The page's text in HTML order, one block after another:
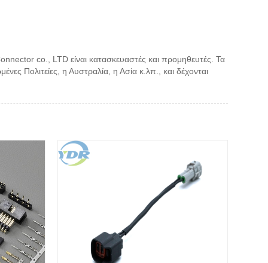
co., LTD είναι κατασκευαστές και προμηθευτές. Τα
Πολιτείες, η Αυστραλία, η Ασία κ.λπ., και δέχονται